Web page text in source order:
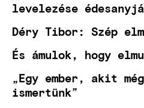
levelezése
Déry Tibor: Szép
És ámulok, hogy
„Egy ember, akit
ismertünk”